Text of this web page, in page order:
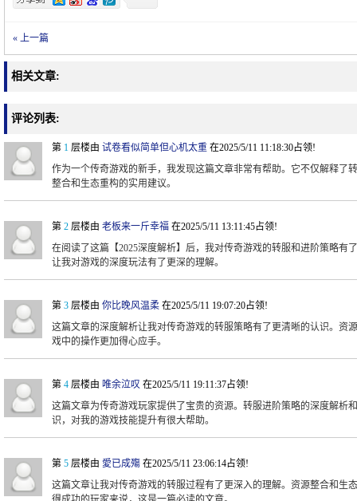
« 上一篇
相关文章:
评论列表:
第 1 层楼由 试卷看似简单但心机太重 在2025/5/11 11:18:30占领!
作为一个传奇游戏的新手，我发现这篇文章非常有帮助。它不仅解释了
整合和生态重构的实用建议。
第 2 层楼由 老板来一斤幸福 在2025/5/11 13:11:45占领!
在阅读了这篇【2025深度解析】后，我对传奇游戏的转服和进阶策略有
让我对游戏的深度玩法有了更深的理解。
第 3 层楼由 你比晚风温柔 在2025/5/11 19:07:20占领!
这篇文章的深度解析让我对传奇游戏的转服策略有了更清晰的认识。资
戏中的操作更加得心应手。
第 4 层楼由 唯余泣叹 在2025/5/11 19:11:37占领!
这篇文章为传奇游戏玩家提供了宝贵的资源。转服进阶策略的深度解析
识，对我的游戏技能提升有很大帮助。
第 5 层楼由 愛已成殤 在2025/5/11 23:06:14占领!
这篇文章让我对传奇游戏的转服过程有了更深入的理解。资源整合和生